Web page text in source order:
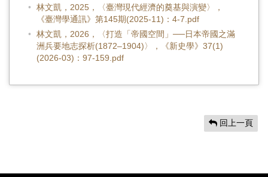
林文凱，2025，〈臺灣現代經濟的奠基與演變〉，
《臺灣學通訊》第145期(2025-11)：4-7.pdf
林文凱，2026，〈打造「帝國空間」──日本帝國之滿
洲兵要地志探析(1872–1904)〉，《新史學》37(1)
(2026-03)：97-159.pdf
回上一頁